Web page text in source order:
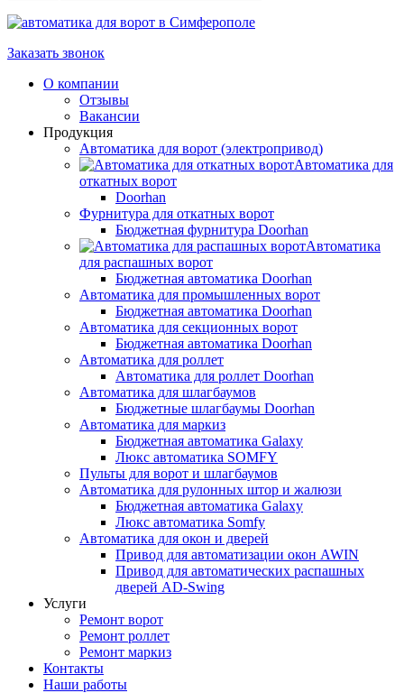
Заказать звонок
О компании
Отзывы
Вакансии
Продукция
Автоматика для ворот (электропривод)
Автоматика для
откатных ворот
Doorhan
Фурнитура для откатных ворот
Бюджетная фурнитура Doorhan
Автоматика
для распашных ворот
Бюджетная автоматика Doorhan
Автоматика для промышленных ворот
Бюджетная автоматика Doorhan
Автоматика для секционных ворот
Бюджетная автоматика Doorhan
Автоматика для роллет
Автоматика для роллет Doorhan
Автоматика для шлагбаумов
Бюджетные шлагбаумы Doorhan
Автоматика для маркиз
Бюджетная автоматика Galaxy
Люкс автоматика SOMFY
Пульты для ворот и шлагбаумов
Автоматика для рулонных штор и жалюзи
Бюджетная автоматика Galaxy
Люкс автоматика Somfy
Автоматика для окон и дверей
Привод для автоматизации окон AWIN
Привод для автоматических распашных
дверей AD-Swing
Услуги
Ремонт ворот
Ремонт роллет
Ремонт маркиз
Контакты
Наши работы